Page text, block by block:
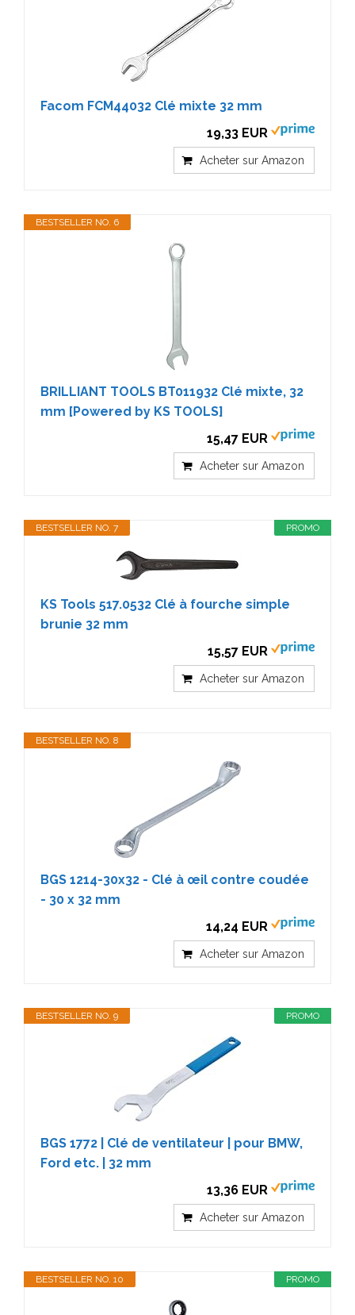
Facom FCM44032 Clé mixte 32 mm
19,33 EUR
Acheter sur Amazon
BESTSELLER NO. 6
BRILLIANT TOOLS BT011932 Clé mixte, 32
mm [Powered by KS TOOLS]
15,47 EUR
Acheter sur Amazon
PROMO
BESTSELLER NO. 7
KS Tools 517.0532 Clé à fourche simple
brunie 32 mm
15,57 EUR
Acheter sur Amazon
BESTSELLER NO. 8
BGS 1214-30x32 - Clé à œil contre coudée
- 30 x 32 mm
14,24 EUR
Acheter sur Amazon
PROMO
BESTSELLER NO. 9
BGS 1772 | Clé de ventilateur | pour BMW,
Ford etc. | 32 mm
13,36 EUR
Acheter sur Amazon
PROMO
BESTSELLER NO. 10